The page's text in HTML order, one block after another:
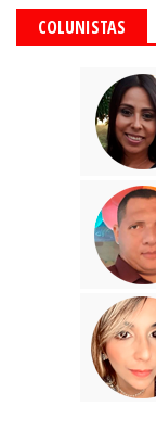
COLUNISTAS